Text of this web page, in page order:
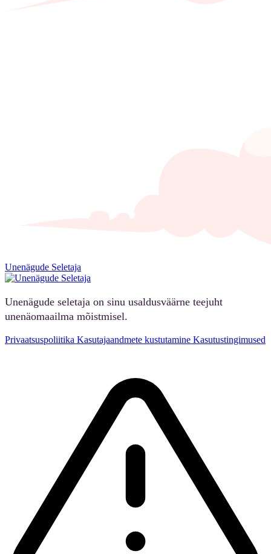
Unenägude Seletaja
Unenägude seletaja on sinu usaldusväärne teejuht
unenäomaailma mõistmisel.
Privaatsuspoliitika Kasutajaandmete kustutamine Kasutustingimused